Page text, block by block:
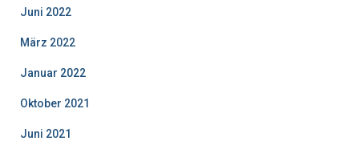
Juni 2022
März 2022
Januar 2022
Oktober 2021
Juni 2021